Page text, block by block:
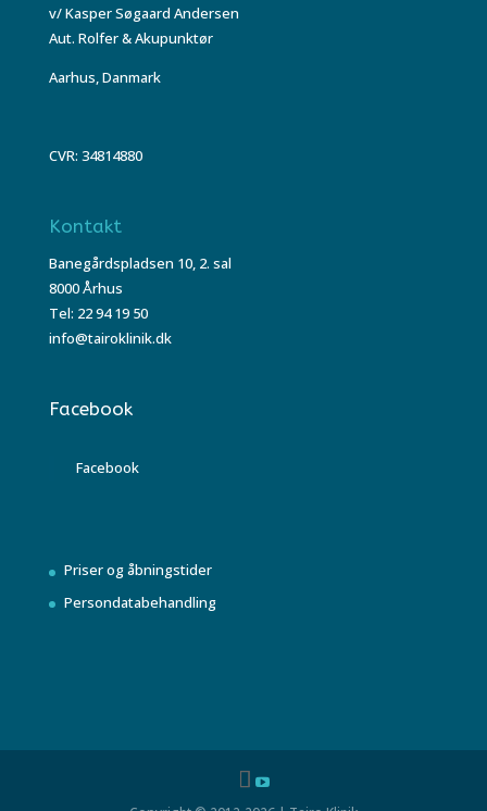
v/ Kasper Søgaard Andersen
Aut. Rolfer & Akupunktør
Aarhus, Danmark
CVR: 34814880
Kontakt
Banegårdspladsen 10, 2. sal
8000 Århus
Tel: 22 94 19 50
info@tairoklinik.dk
Facebook
Facebook
Priser og åbningstider
Persondatabehandling